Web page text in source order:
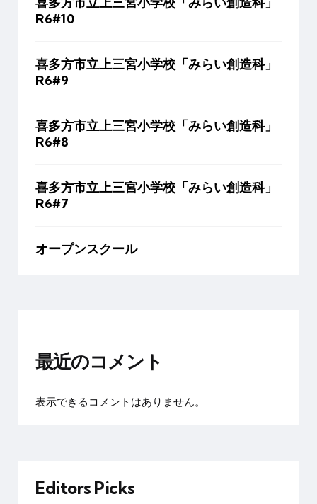
R6#10
喜多方市立上三宮小学校「みらい創造科」
R6#9
喜多方市立上三宮小学校「みらい創造科」
R6#8
喜多方市立上三宮小学校「みらい創造科」
R6#7
オープンスクール
最近のコメント
表示できるコメントはありません。
Editors Picks